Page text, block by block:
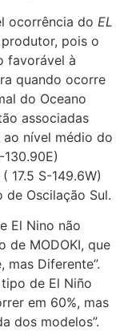
ocorrência do EL
pois o
favorável à
quando ocorre
do Oceano
associadas
nível médio do
17.5 S-149.6W)
de Oscilação Sul.
El Nino não
de MODOKI, que
mas Diferente”.
de El Niño
em 60%, mas
dos modelos”.